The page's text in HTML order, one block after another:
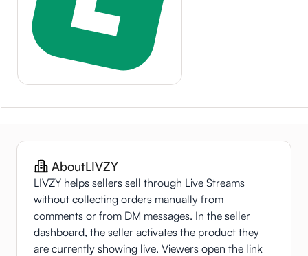
AboutLIVZY
LIVZY helps sellers sell through Live Streams
without collecting orders manually from
comments or from DM messages. In the seller
dashboard, the seller activates the product they
are currently showing live. Viewers open the link